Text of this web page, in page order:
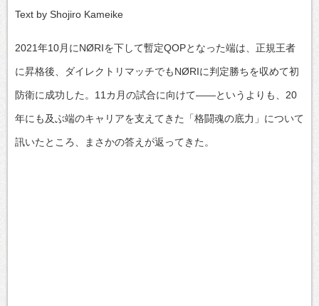
Text by Shojiro Kameike
2021年10月にNØRIを下して暫定QOPとなった端は、正規王者
に昇格後、ダイレクトリマッチでもNØRIに判定勝ちを収めて初
防衛に成功した。11カ月の試合に向けて――というよりも、20
年にも及ぶ端のキャリアを支えてきた「格闘魂の底力」について
訊いたところ、まさかの答えが返ってきた。